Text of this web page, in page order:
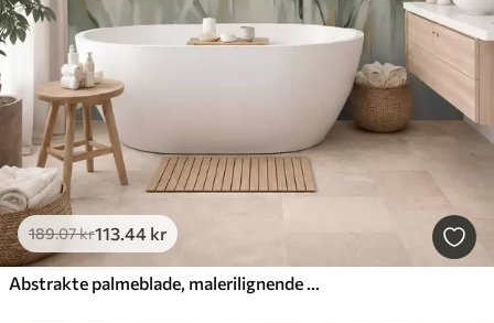
189.07kr113.44 kr
Abstrakte palmeblade, malerilignende motiv